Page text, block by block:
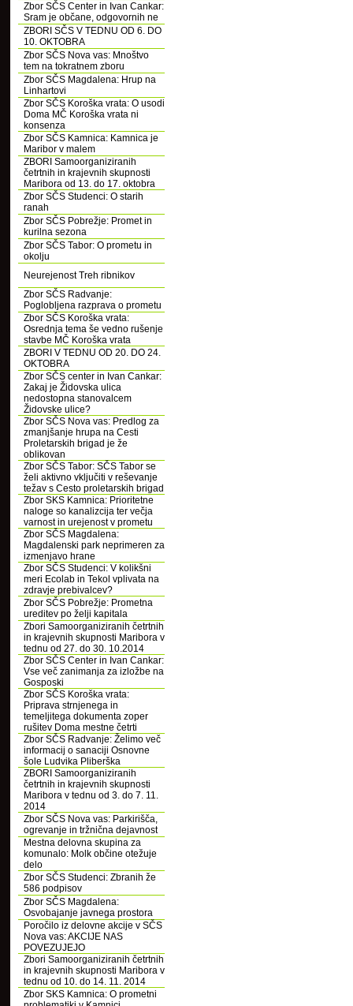
Zbor SČS Center in Ivan Cankar:
Sram je občane, odgovornih ne
ZBORI SČS V TEDNU OD 6. DO
10. OKTOBRA
Zbor SČS Nova vas: Mnoštvo
tem na tokratnem zboru
Zbor SČS Magdalena: Hrup na
Linhartovi
Zbor SČS Koroška vrata: O usodi
Doma MČ Koroška vrata ni
konsenza
Zbor SČS Kamnica: Kamnica je
Maribor v malem
ZBORI Samoorganiziranih
četrtnih in krajevnih skupnosti
Maribora od 13. do 17. oktobra
Zbor SČS Studenci: O starih
ranah
Zbor SČS Pobrežje: Promet in
kurilna sezona
Zbor SČS Tabor: O prometu in
okolju
Neurejenost Treh ribnikov
Zbor SČS Radvanje:
Poglobljena razprava o prometu
Zbor SČS Koroška vrata:
Osrednja tema še vedno rušenje
stavbe MČ Koroška vrata
ZBORI V TEDNU OD 20. DO 24.
OKTOBRA
Zbor SČS center in Ivan Cankar:
Zakaj je Židovska ulica
nedostopna stanovalcem
Židovske ulice?
Zbor SČS Nova vas: Predlog za
zmanjšanje hrupa na Cesti
Proletarskih brigad je že
oblikovan
Zbor SČS Tabor: SČS Tabor se
želi aktivno vključiti v reševanje
težav s Cesto proletarskih brigad
Zbor SKS Kamnica: Prioritetne
naloge so kanalizcija ter večja
varnost in urejenost v prometu
Zbor SČS Magdalena:
Magdalenski park neprimeren za
izmenjavo hrane
Zbor SČS Studenci: V kolikšni
meri Ecolab in Tekol vplivata na
zdravje prebivalcev?
Zbor SČS Pobrežje: Prometna
ureditev po želji kapitala
Zbori Samoorganiziranih četrtnih
in krajevnih skupnosti Maribora v
tednu od 27. do 30. 10.2014
Zbor SČS Center in Ivan Cankar:
Vse več zanimanja za izložbe na
Gosposki
Zbor SČS Koroška vrata:
Priprava strnjenega in
temeljitega dokumenta zoper
rušitev Doma mestne četrti
Zbor SČS Radvanje: Želimo več
informacij o sanaciji Osnovne
šole Ludvika Pliberška
ZBORI Samoorganiziranih
četrtnih in krajevnih skupnosti
Maribora v tednu od 3. do 7. 11.
2014
Zbor SČS Nova vas: Parkirišča,
ogrevanje in tržnična dejavnost
Mestna delovna skupina za
komunalo: Molk občine otežuje
delo
Zbor SČS Studenci: Zbranih že
586 podpisov
Zbor SČS Magdalena:
Osvobajanje javnega prostora
Poročilo iz delovne akcije v SČS
Nova vas: AKCIJE NAS
POVEZUJEJO
Zbori Samoorganiziranih četrtnih
in krajevnih skupnosti Maribora v
tednu od 10. do 14. 11. 2014
Zbor SKS Kamnica: O prometni